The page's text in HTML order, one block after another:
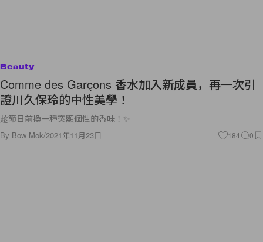
Comme des Garçons 香水加入新成員，再一次引
證川久保玲的中性美學！
趁節日前換一種突顯個性的香味！✨
ByBow Mok/2021年11月23日